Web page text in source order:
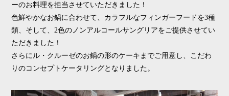
ーのお料理を担当させていただきました！
色鮮やかなお鍋に合わせて、カラフルなフィンガーフードを3種
類、そして、2色のノンアルコールサングリアをご提供させてい
ただきました！
さらにル・クルーゼのお鍋の形のケーキまでご用意し、こだわ
りのコンセプトケータリングとなりました。